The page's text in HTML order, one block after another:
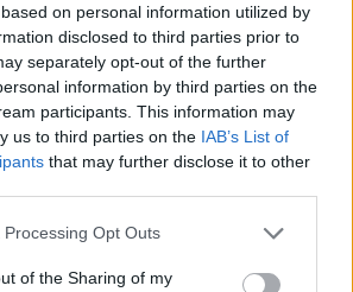
on personal information utilized by
disclosed to third parties prior to
separately opt-out of the further
information by third parties on the
participants. This information may
us to third parties on the IAB’s List of
that may further disclose it to other
website/app uses one or more Google
or usage behaviour. You may click to
Opt Outs
of the Sharing of my